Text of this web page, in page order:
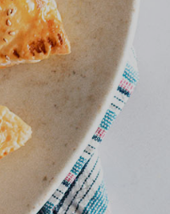
Kontakt